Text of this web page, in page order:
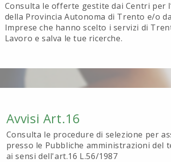
Consulta le offerte gestite dai Centri per
della Provincia Autonoma di Trento e/o
Imprese che hanno scelto i servizi di
Lavoro e salva le tue ricerche.
Avvisi Art.16
Consulta le procedure di selezione per
presso le Pubbliche amministrazioni del
ai sensi dell'art.16 L.56/1987